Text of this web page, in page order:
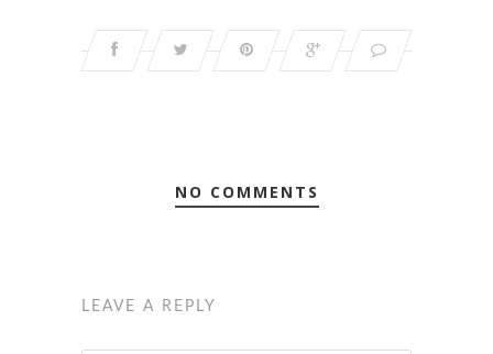
NO COMMENTS
LEAVE A REPLY